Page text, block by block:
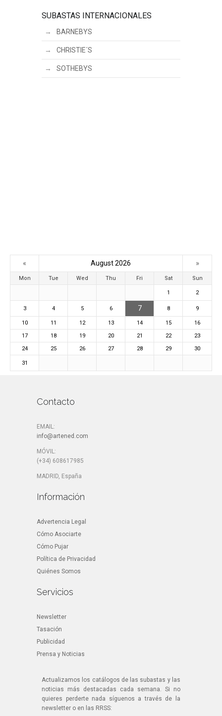
SUBASTAS INTERNACIONALES
BARNEBYS
CHRISTIE´S
SOTHEBYS
« August 2026 »
Mon Tue Wed Thu Fri Sat Sun
1 2
3 4 5 6 7 8 9
10 11 12 13 14 15
16
17
18 19 20 21 22
23
24
25 26 27 28 29 30
31
Contacto
EMAIL:
info@artened.com
MÓVIL:
(+34) 608617985
MADRID, España
Información
Advertencia Legal
Cómo Asociarte
Cómo Pujar
Política de Privacidad
Quiénes Somos
Servicios
Newsletter
Tasación
Publicidad
Prensa y Noticias
Actualizamos los catálogos de las subastas y las
noticias más destacadas cada semana. Si no
quieres perderte nada síguenos a través de la
newsletter o en las RRSS: